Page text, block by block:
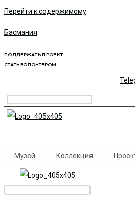
Перейти к содержимому
Басмания
ПОДДЕРЖАТЬ ПРОЕКТ
СТАТЬ ВОЛОНТЕРОМ
Музей Коллекция